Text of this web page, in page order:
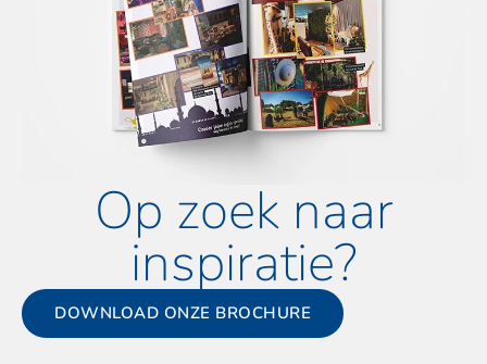
Op zoek naar
inspiratie?
DOWNLOAD ONZE BROCHURE